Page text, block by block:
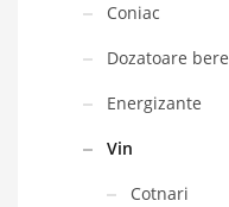
Coniac
Dozatoare bere
Energizante
Vin
Cotnari